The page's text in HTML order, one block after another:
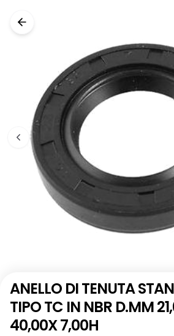
ANELLO DI TENUTA
TIPO TC IN NBR D.MM
40,00X 7,00H